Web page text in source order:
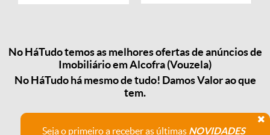
No HáTudo temos as melhores ofertas de anúncios de
Imobiliário em Alcofra (Vouzela)
No HáTudo há mesmo de tudo! Damos Valor ao que
tem.
Seja o primeiro a receber as últimas NOVIDADES